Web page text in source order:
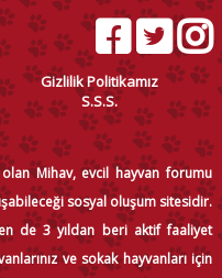
Gizlilik Politikamız
S.S.S.
Mihav, evcil hayvan forumu
sosyal oluşum sitesidir.
de 3 yıldan beri aktif faaliyet
ve sokak hayvanları için